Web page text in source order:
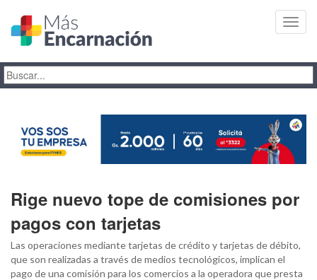
Rige nuevo tope de comisiones por
pagos con tarjetas
Las operaciones mediante tarjetas de crédito y tarjetas de débito,
que son realizadas a través de medios tecnológicos, implican el
pago de una comisión para los comercios a la operadora que presta